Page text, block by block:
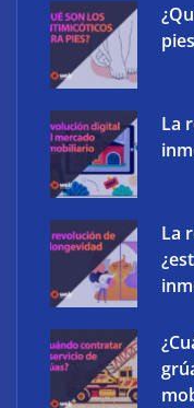
‘Schaeffler Vehicle
una mayor
su cartera
La
La